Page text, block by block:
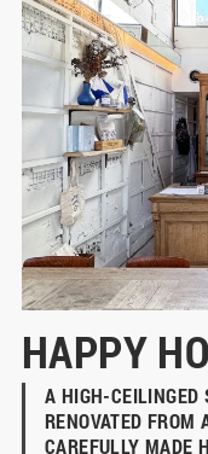
HAPPY
A HIGH-
RENOVATED FROM
CAREFULLY MADE